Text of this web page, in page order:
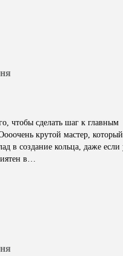
чтобы сделать шаг к главным
крутой мастер, который
в создание кольца, даже если
в…